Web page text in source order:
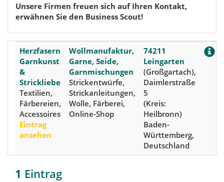
Unsere Firmen freuen sich auf Ihren Kontakt,
erwähnen Sie den Business Scout!
Herzfasern
Garnkunst
&
Strickliebe
Textilien,
Färbereien,
Accessoires
Eintrag
ansehen
Wollmanufaktur,
Garne, Seide,
Garnmischungen
Strickentwürfe,
Strickanleitungen,
Wolle, Färberei,
Online-Shop
74211
Leingarten
(Großgartach),
Daimlerstraße
5
(Kreis:
Heilbronn)
Baden-
Württemberg,
Deutschland
1 Eintrag